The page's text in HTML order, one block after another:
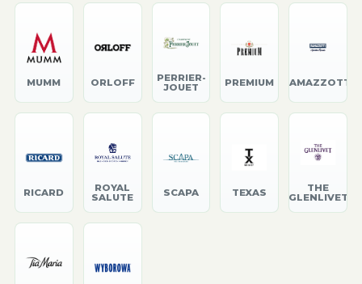
MUMM ORLOFF
PERRIER-
JOUET
PREMIUM RAMAZZOTTI
RICARD
ROYAL
SALUTE
SCAPA TEXAS
THE
GLENLIVET